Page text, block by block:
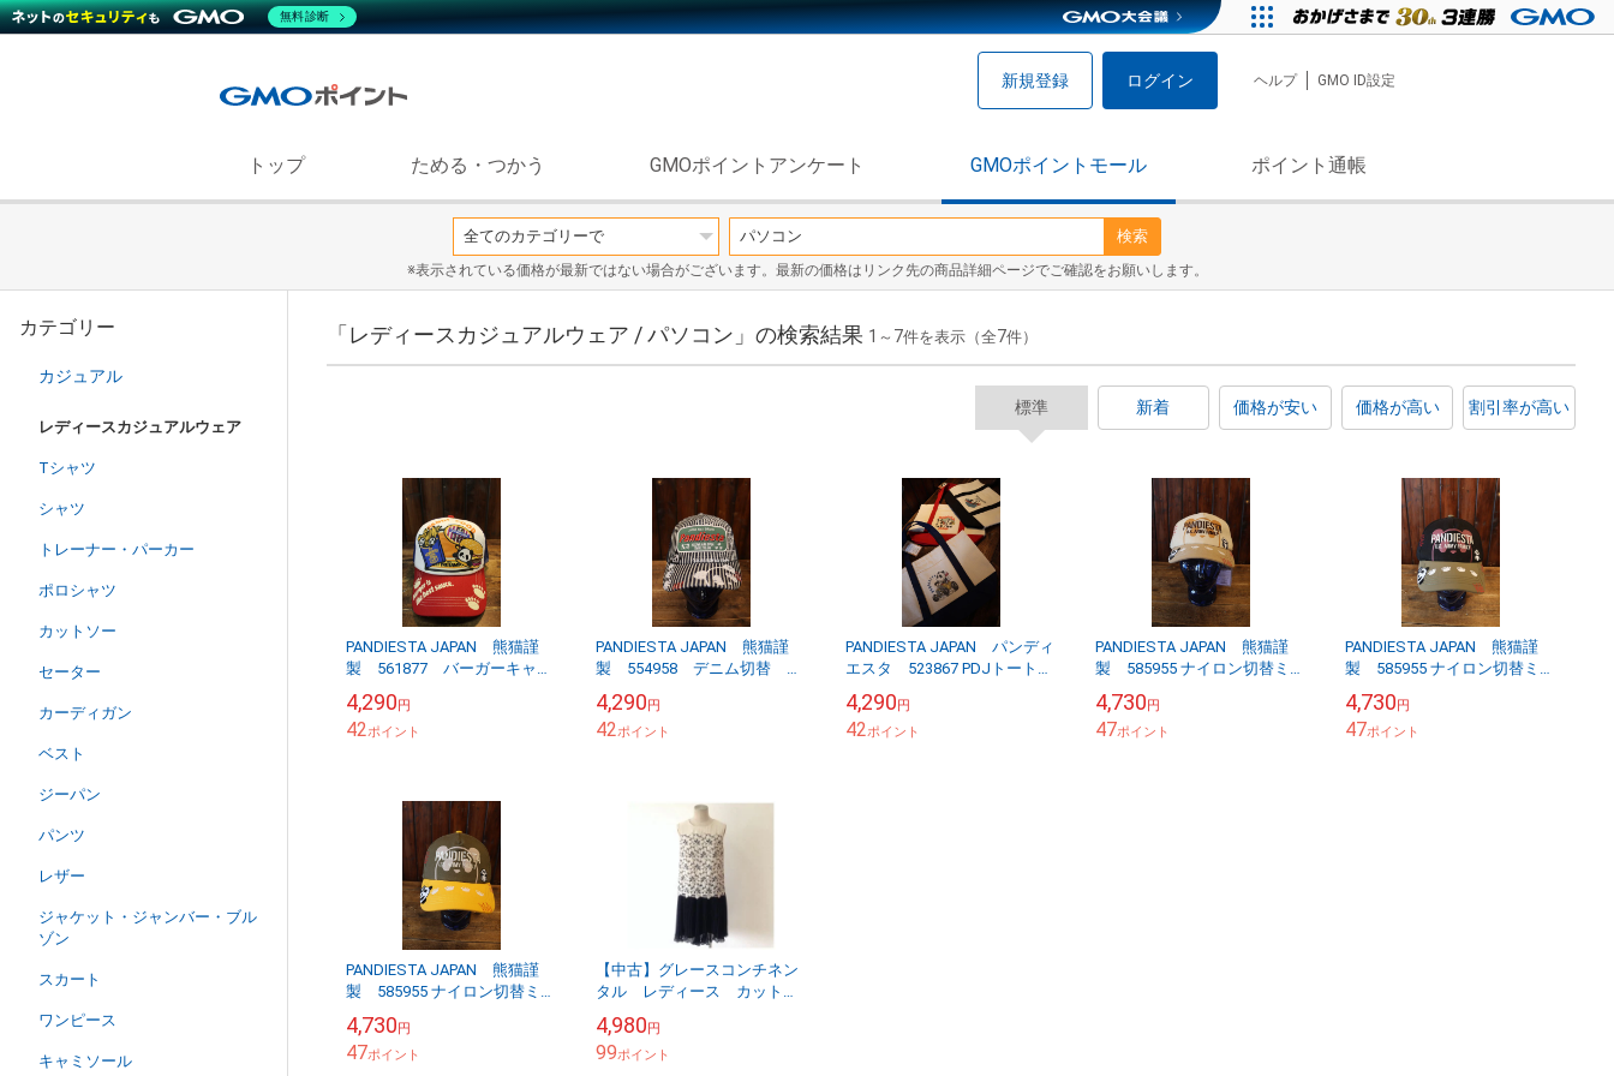
新規登録 ログイン ヘルプ GMO ID設定
トップ ためる・つかう GMOポイントアンケート GMOポイントモール ポイント通帳
検索
※表示されている価格が最新ではない場合がございます。最新の価格はリンク先の商品詳細ページでご確認をお願いします。
カテゴリー
カジュアル
レディースカジュアルウェア
Tシャツ
シャツ
トレーナー・パーカー
ポロシャツ
カットソー
セーター
カーディガン
ベスト
ジーパン
パンツ
レザー
ジャケット・ジャンバー・ブル
ゾン
スカート
ワンピース
キャミソール
「レディースカジュアルウェア / パソコン」の検索結果 1 ～ 7件を表示（全7件）
標準 新着 価格が安い 価格が高い 割引率が高い
PANDIESTA JAPAN 熊猫謹
製 561877 バーガーキャッ
4,290円
42ポイント
PANDIESTA JAPAN 熊猫謹
製 554958 デニム切替 メ
4,290円
42ポイント
PANDIESTA JAPAN パンディ
エスタ 523867 PDJトートバ
4,290円
42ポイント
PANDIESTA JAPAN 熊猫謹
製 585955 ナイロン切替ミリ
4,730円
47ポイント
PANDIESTA JAPAN 熊猫謹
製 585955 ナイロン切替ミリ
4,730円
47ポイント
PANDIESTA JAPAN 熊猫謹
製 585955 ナイロン切替ミリ
4,730円
47ポイント
【中古】グレースコンチネン
タル レディース カットワ
ージュ×ブラック サイズ36
4,980円
99ポイント
無料診断